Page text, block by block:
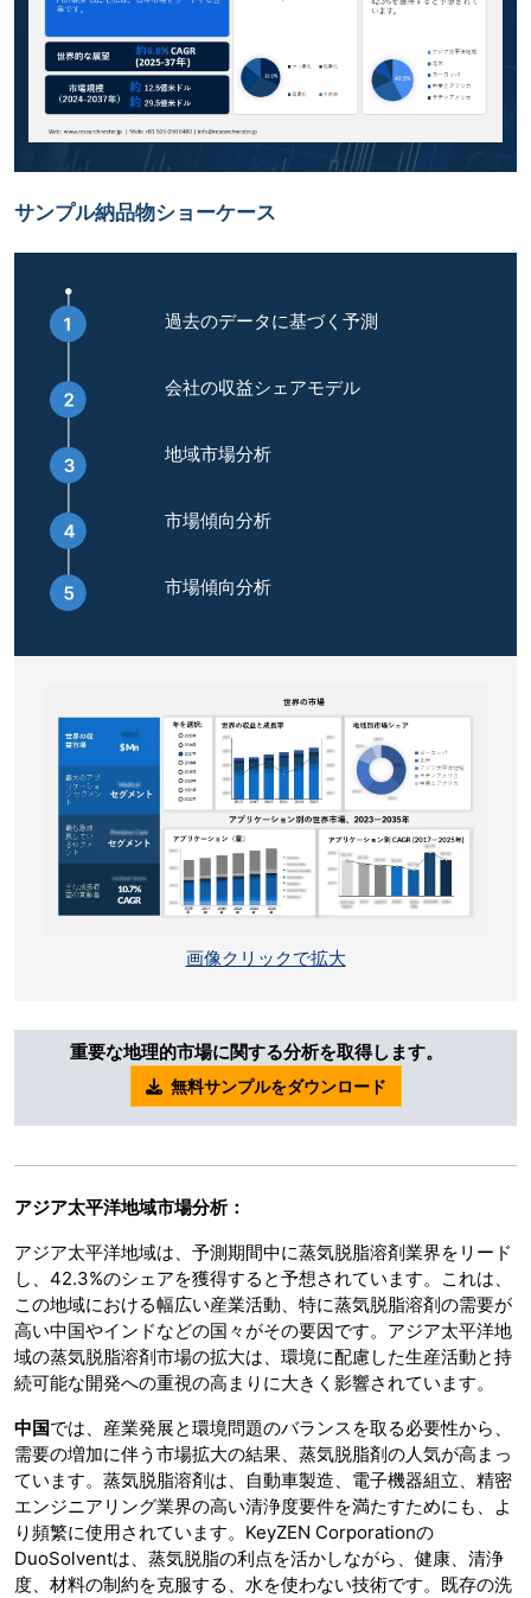
サンプル納品物ショーケース
過去のデータに基づく予測
会社の収益シェアモデル
地域市場分析
市場傾向分析
市場傾向分析
画像クリックで拡大
重要な地理的市場に関する分析を取得します。
無料サンプルをダウンロード
アジア太平洋地域市場分析：
アジア太平洋地域は、予測期間中に蒸気脱脂溶剤業界をリード
し、42.3%のシェアを獲得すると予想されています。これは、
この地域における幅広い産業活動、特に蒸気脱脂溶剤の需要が
高い中国やインドなどの国々がその要因です。アジア太平洋地
域の蒸気脱脂溶剤市場の拡大は、環境に配慮した生産活動と持
続可能な開発への重視の高まりに大きく影響されています。
中国では、産業発展と環境問題のバランスを取る必要性から、
需要の増加に伴う市場拡大の結果、蒸気脱脂剤の人気が高まっ
ています。蒸気脱脂溶剤は、自動車製造、電子機器組立、精密
エンジニアリング業界の高い清浄度要件を満たすためにも、よ
り頻繁に使用されています。KeyZEN Corporationの
DuoSolventは、蒸気脱脂の利点を活かしながら、健康、清浄
度、材料の制約を克服する、水を使わない技術です。既存の洗